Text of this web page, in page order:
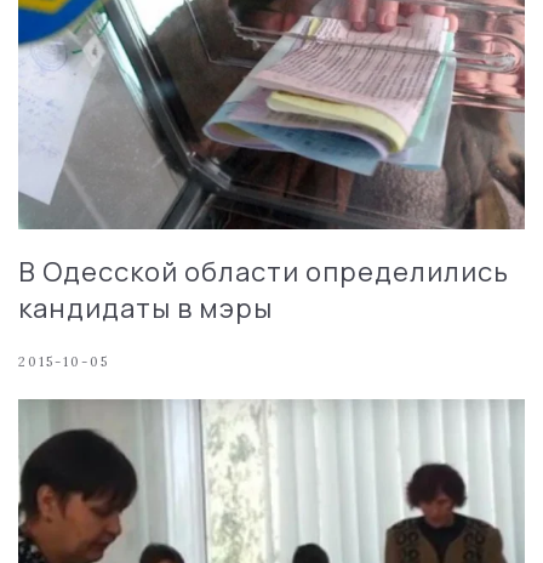
В Одесской области определились
кандидаты в мэры
2015-10-05